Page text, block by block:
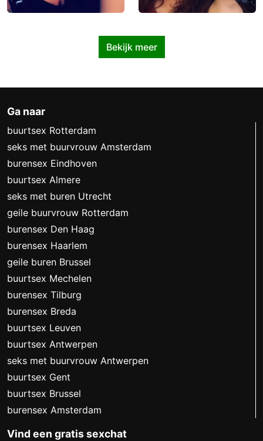
Bekijk meer
Ga naar
buurtsex Rotterdam
seks met buurvrouw Amsterdam
burensex Eindhoven
buurtsex Almere
seks met buren Utrecht
geile buurvrouw Rotterdam
burensex Den Haag
burensex Haarlem
geile buren Brussel
buurtsex Mechelen
burensex Tilburg
burensex Breda
buurtsex Leuven
buurtsex Antwerpen
seks met buurvrouw Antwerpen
buurtsex Gent
buurtsex Brussel
burensex Amsterdam
Vind een gratis sexchat